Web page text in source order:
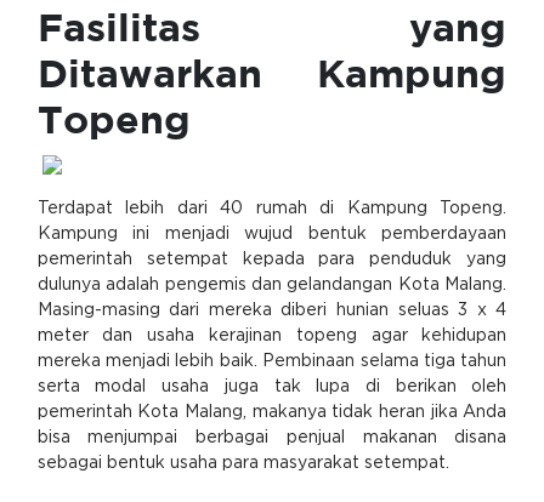
Fasilitas yang
Ditawarkan Kampung
Topeng
Terdapat lebih dari 40 rumah di Kampung Topeng.
Kampung ini menjadi wujud bentuk pemberdayaan
pemerintah setempat kepada para penduduk yang
dulunya adalah pengemis dan gelandangan Kota Malang.
Masing-masing dari mereka diberi hunian seluas 3 x 4
meter dan usaha kerajinan topeng agar kehidupan
mereka menjadi lebih baik. Pembinaan selama tiga tahun
serta modal usaha juga tak lupa di berikan oleh
pemerintah Kota Malang, makanya tidak heran jika Anda
bisa menjumpai berbagai penjual makanan disana
sebagai bentuk usaha para masyarakat setempat.